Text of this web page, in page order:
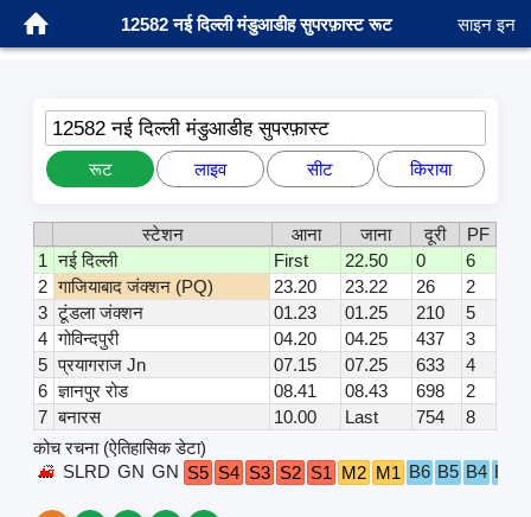
12582 नई दिल्ली मंडुआडीह सुपरफ़ास्ट रूट साइन इन
12582 नई दिल्ली मंडुआडीह सुपरफ़ास्ट
रूट लाइव सीट किराया
स्टेशन आना जाना दूरी
PF
1 नई दिल्ली First 22.50 0
6
2 गाजियाबाद जंक्शन (PQ) 23.20 23.22 26
2
3 टूंडला जंक्शन 01.23 01.25 210
5
4 गोविन्दपुरी 04.20 04.25 437
3
5 प्रयागराज Jn 07.15 07.25 633
4
6 ज्ञानपुर रोड 08.41 08.43 698
2
7 बनारस 10.00 Last 754
8
कोच रचना (ऐतिहासिक डेटा)
SLRD GN GN S5 S4 S3 S2 S1 M2 M1 B6 B5 B4 B3